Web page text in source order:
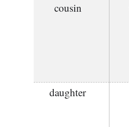
cousin
daughter